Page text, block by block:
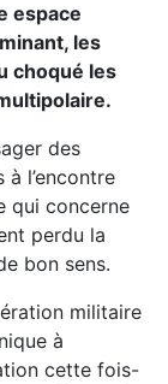
espace
les
choqué les
des
à l’encontre
qui concerne
perdu la
bon sens.
militaire
à
cette fois-